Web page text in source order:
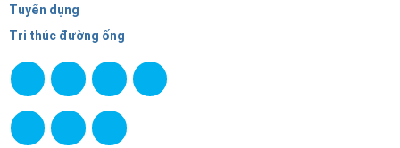
Tuyển dụng
Tri thúc đường ống